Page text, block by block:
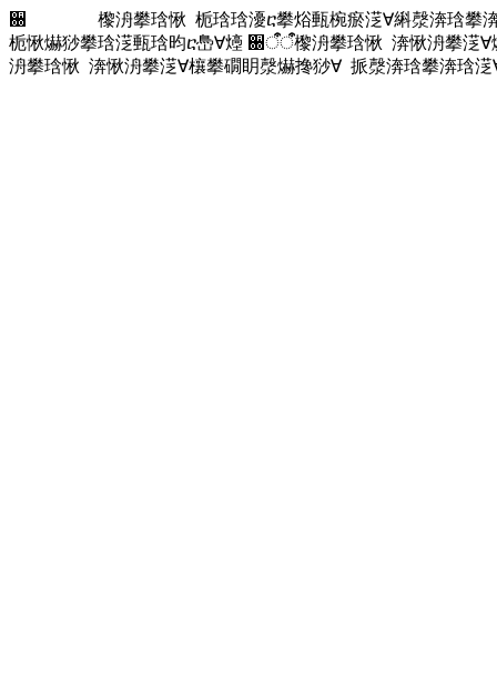
਀ 㰀洀攀琀愀 栀琀琀瀀ⴀ攀焀甀椀瘀㴀∀䌀漀渀琀攀渀
栀愀爀猀攀琀㴀甀琀昀ⴀ㠀∀㸀 ਀ऀऀऀऀ㰀洀攀琀愀 渀愀洀攀㴀∀
洀攀琀愀 渀愀洀攀㴀∀欀攀礀眀漀爀搀猀∀ 挀漀渀琀攀渀琀